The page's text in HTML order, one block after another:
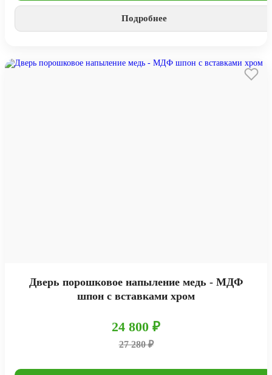
Подробнее
Дверь порошковое напыление медь - МДФ
шпон с вставками хром
24 800 ₽
27 280 ₽